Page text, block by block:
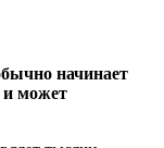
начинает
и может